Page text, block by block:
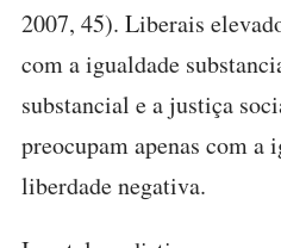
2007, 45). Liberais
com a igualdade
substancial e a justiça
preocupam apenas com a
liberdade negativa.